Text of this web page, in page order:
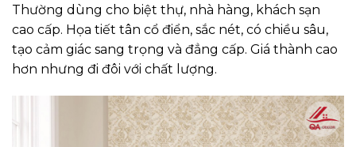
Thường dùng cho biệt thự, nhà hàng, khách sạn
cao cấp. Họa tiết tân cổ điển, sắc nét, có chiều sâu,
tạo cảm giác sang trọng và đẳng cấp. Giá thành cao
hơn nhưng đi đôi với chất lượng.